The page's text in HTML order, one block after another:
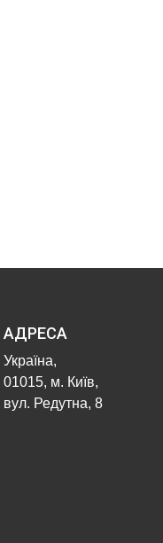
АДРЕСА
Україна,
01015, м. Київ,
вул. Редутна, 8